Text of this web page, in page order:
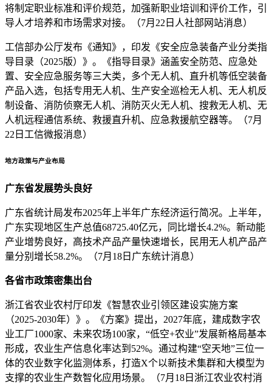
将制定职业标准和评价规范，加强新职业培训和评价工作，引
导人才培养和市场需求对接。（7月22日人社部网站消息）
工信部办公厅发布《通知》，印发《安全应急装备产业分类指
导目录（2025版）》。《指导目录》涵盖安全防范、应急处
置、安全应急服务等三大类，多个无人机、直升机等低空装备
产品入选，包括专用无人机、生产安全巡检无人机、无人机反
制设备、消防侦察无人机、消防灭火无人机、搜救无人机、无
人机远程通信系统、救援直升机、应急救援航空器等。（7月
22日工信微报消息）
地方政策与产业布局
广东省发展势头良好
广东省统计局发布2025年上半年广东经济运行简况。上半年，
广东实现地区生产总值68725.40亿元，同比增长4.2%。新动能
产业增势良好，高技术产品产量快速增长，民用无人机产品产
量分别增长58.2%。（7月18日广东统计消息）
各省市政策密集出台
浙江省农业农村厅印发《智慧农业引领区建设实施方案
（2025-2030年）》。《方案》提出，2027年底，建成数字农
业工厂1000家、未来农场100家，“低空+农业”发展新格局基本
形成，农业生产信息化率达到52%。通过构建“空天地”三位一
体的农业数字化监测体系，打造X个以新技术集群和大模型为
支撑的农业生产数智化应用场景。（7月18日浙江农业农村消